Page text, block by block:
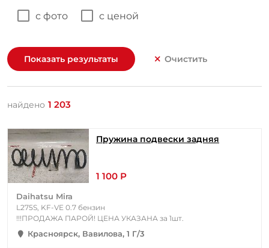
с фото с ценой
Показать результаты Очистить
найдено 1 203
Пружина подвески задняя
1 100 Р
Daihatsu Mira
L275S, KF-VE 0.7 бензин
!!!ПРОДАЖА ПАРОЙ! ЦЕНА УКАЗАНА за 1шт.
Красноярск, Вавилова, 1 Г/3